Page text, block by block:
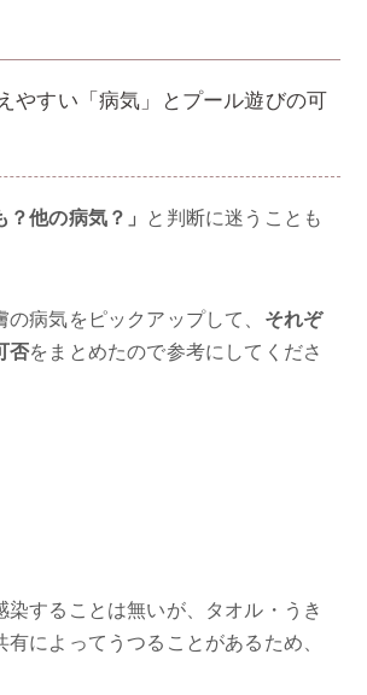
やすい「病気」とプール遊びの可
？他の病気？」 と判断に迷うことも
病気をピックアップして、 それぞ
否をまとめたので参考にしてくださ
染することは無いが、タオル・うき
有によってうつることがあるため、